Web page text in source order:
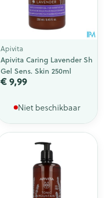
Apivita
Apivita Caring Lavender Sh
Gel Sens. Skin 250ml
€ 9,99
Niet beschikbaar